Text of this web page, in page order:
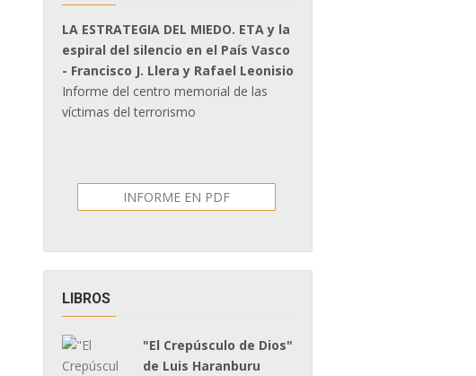
LA ESTRATEGIA DEL MIEDO. ETA y la
espiral del silencio en el País Vasco
- Francisco J. Llera y Rafael Leonisio
Informe del centro memorial de las
víctimas del terrorismo
INFORME EN PDF
LIBROS
"El Crepúsculo de Dios"
de Luis Haranburu